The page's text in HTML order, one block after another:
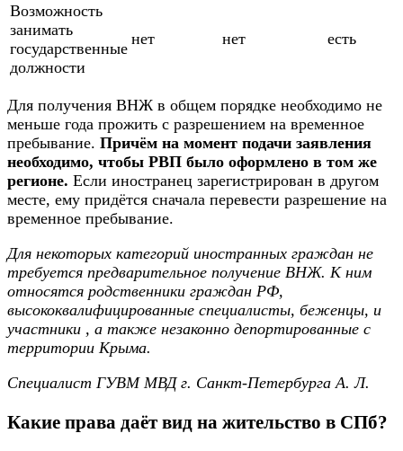
Возможность
занимать
государственные
должности
нет нет есть
Для получения ВНЖ в общем порядке необходимо не
меньше года прожить с разрешением на временное
пребывание. Причём на момент подачи заявления
необходимо, чтобы РВП было оформлено в том же
регионе. Если иностранец зарегистрирован в другом
месте, ему придётся сначала перевести разрешение на
временное пребывание.
Для некоторых категорий иностранных граждан не
требуется предварительное получение ВНЖ. К ним
относятся родственники граждан РФ,
высококвалифицированные специалисты, беженцы, и
участники , а также незаконно депортированные с
территории Крыма.
Специалист ГУВМ МВД г. Санкт-Петербурга А. Л.
Какие права даёт вид на жительство в СПб?